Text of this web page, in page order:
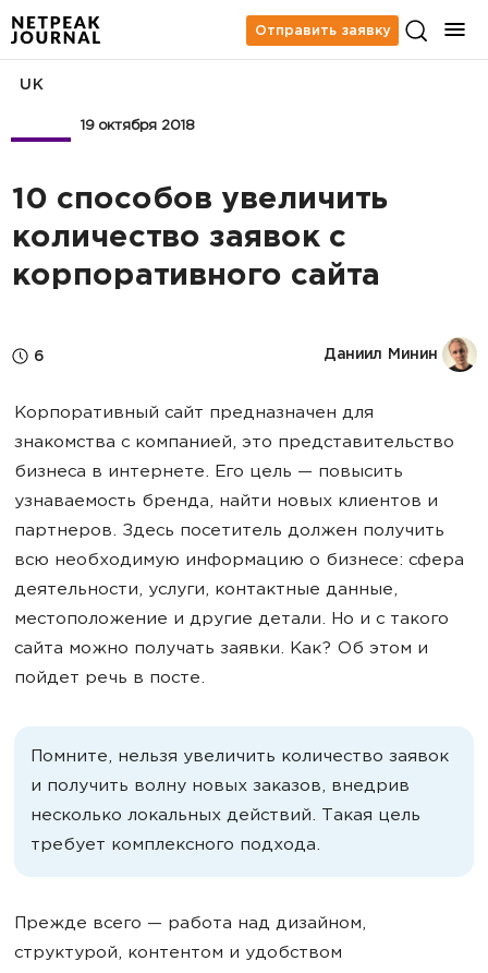
Отправить заявку
19 октября 2018
UK
10 способов увеличить
количество заявок с
корпоративного сайта
6 Даниил Минин
Корпоративный сайт предназначен для
знакомства с компанией, это представительство
бизнеса в интернете. Его цель — повысить
узнаваемость бренда, найти новых клиентов и
партнеров. Здесь посетитель должен получить
всю необходимую информацию о бизнесе: сфера
деятельности, услуги, контактные данные,
местоположение и другие детали. Но и с такого
сайта можно получать заявки. Как? Об этом и
пойдет речь в посте.
Помните, нельзя увеличить количество заявок
и получить волну новых заказов, внедрив
несколько локальных действий. Такая цель
требует комплексного подхода.
Прежде всего — работа над дизайном,
структурой, контентом и удобством